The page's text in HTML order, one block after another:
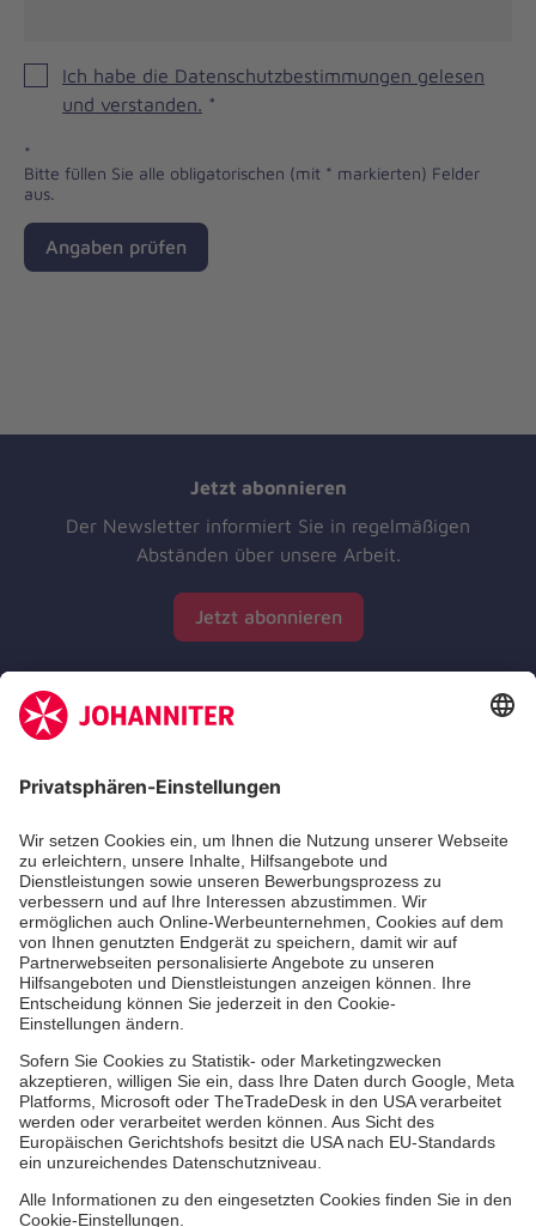
Ich habe die Datenschutzbestimmungen gelesen
und verstanden. *
*
Bitte füllen Sie alle obligatorischen (mit * markierten) Felder
aus.
Angaben prüfen
Jetzt abonnieren
Der Newsletter informiert Sie in regelmäßigen
Abständen über unsere Arbeit.
Jetzt abonnieren
Zertifizierung der Johanniter-Unfall-Hilfe e.V.
Die Johanniter GmbH führt das Spendenzertifikat
des Deutschen Spendenrats e.V.
Dienste & Leistungen
Mitarbeiten & Lernen